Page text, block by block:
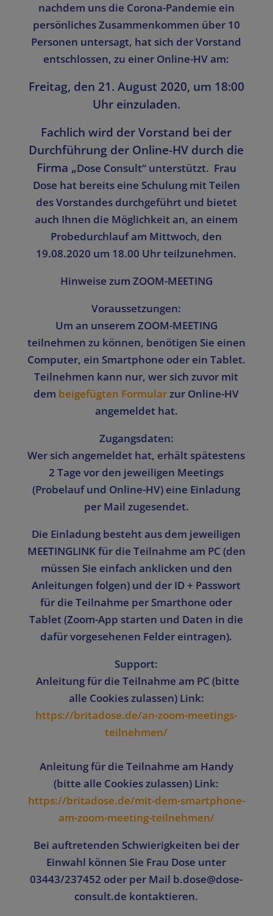
nachdem uns die Corona-Pandemie ein
persönliches Zusammenkommen über 10
Personen untersagt, hat sich der Vorstand
entschlossen, zu einer Online-HV am:
Freitag, den 21. August 2020, um 18:00
Uhr einzuladen.
Fachlich wird der Vorstand bei der
Durchführung der Online-HV durch die
Firma „Dose Consult“ unterstützt. Frau
Dose hat bereits eine Schulung mit Teilen
des Vorstandes durchgeführt und bietet
auch Ihnen die Möglichkeit an, an einem
Probedurchlaufam Mittwoch, den
19.08.2020 um 18.00 Uhr teilzunehmen.
Hinweise zum ZOOM-MEETING
Voraussetzungen:
Um an unserem ZOOM-MEETING
teilnehmen zu können, benötigen Sie einen
Computer, ein Smartphone oder ein Tablet.
Teilnehmen kann nur, wer sich zuvor mit
dem beigefügten Formularzur Online-HV
angemeldet hat.
Zugangsdaten:
Wer sich angemeldet hat, erhält spätestens
2 Tage vor den jeweiligen Meetings
(Probelauf und Online-HV) eine Einladung
per Mail zugesendet.
Die Einladung besteht aus dem jeweiligen
MEETINGLINKfür die Teilnahme am PC (den
müssen Sie einfach anklicken und den
Anleitungen folgen) und der ID + Passwort
für die Teilnahme per Smarthone oder
Tablet (Zoom-App starten und Daten in die
dafür vorgesehenen Felder eintragen).
Support:
Anleitung für die Teilnahme am PC (bitte
alle Cookies zulassen) Link:
https://britadose.de/an-zoom-meetings-
teilnehmen/
Anleitung für die Teilnahme am Handy
(bitte alle Cookies zulassen) Link:
https://britadose.de/mit-dem-smartphone-
am-zoom-meeting-teilnehmen/
Bei auftretenden Schwierigkeiten bei der
Einwahl können Sie Frau Dose unter
03443/237452 oder per Mail b.dose@dose-
consult.de kontaktieren.